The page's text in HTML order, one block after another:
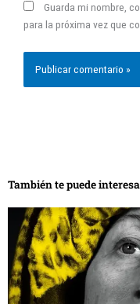
Guarda mi nombre,
para la próxima vez que
También te puede